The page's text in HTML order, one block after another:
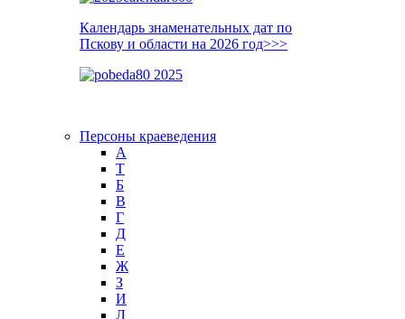
Календарь знаменательных дат по
Пскову и области на 2026 год>>>
Персоны краеведения
А
T
Б
В
Г
Д
Е
Ж
З
И
Л